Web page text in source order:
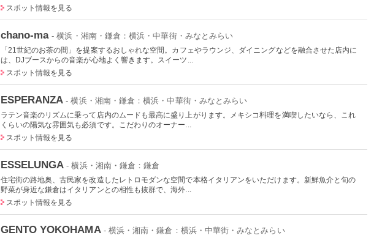
スポット情報を見る
chano-ma - 横浜・湘南・鎌倉：横浜・中華街・みなとみらい
「21世紀のお茶の間」を提案するおしゃれな空間。カフェやラウンジ、ダイニングなどを融合させた店内に
は、DJブースからの音楽が心地よく響きます。スイーツ...
スポット情報を見る
ESPERANZA - 横浜・湘南・鎌倉：横浜・中華街・みなとみらい
ラテン音楽のリズムに乗って店内のムードも最高に盛り上がります。メキシコ料理を満喫したいなら、これ
くらいの陽気な雰囲気も必須です。こだわりのオーナー...
スポット情報を見る
ESSELUNGA - 横浜・湘南・鎌倉：鎌倉
住宅街の路地奥、古民家を改造したレトロモダンな空間で本格イタリアンをいただけます。新鮮魚介と旬の
野菜が身近な鎌倉はイタリアンとの相性も抜群で、海外...
スポット情報を見る
GENTO YOKOHAMA - 横浜・湘南・鎌倉：横浜・中華街・みなとみらい